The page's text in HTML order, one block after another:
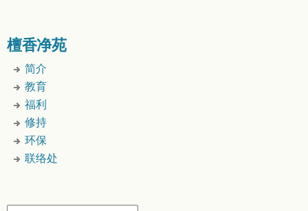
檀香净苑
简介
教育
福利
修持
环保
联络处